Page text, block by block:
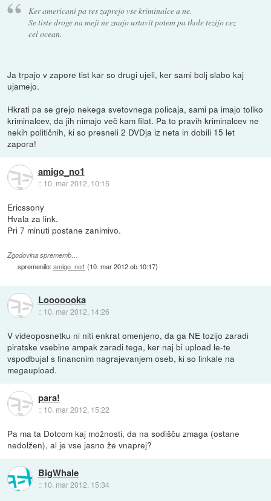
Ker americani pa res zaprejo vse kriminalce a ne.
Se tiste droge na meji ne znajo ustavit potem pa tkole tezijo cez
cel ocean.
Ja trpajo v zapore tist kar so drugi ujeli, ker sami bolj slabo kaj
ujamejo.
Hkrati pa se grejo nekega svetovnega policaja, sami pa imajo toliko
kriminalcev, da jih nimajo več kam filat. Pa to pravih kriminalcev ne
nekih političnih, ki so presneli 2 DVDja iz neta in dobili 15 let
zapora!
amigo_no1
:: 10. mar 2012, 10:15
Ericssony
Hvala za link.
Pri 7 minuti postane zanimivo.
Zgodovina sprememb…
spremenilo:amigo_no1 (10. mar 2012 ob 10:17)
Looooooka
:: 10. mar 2012, 14:26
V videoposnetku ni niti enkrat omenjeno, da ga NE tozijo zaradi
piratske vsebine ampak zaradi tega, ker naj bi upload le-te
vspodbujal s financnim nagrajevanjem oseb, ki so linkale na
megaupload.
para!
:: 10. mar 2012, 15:22
Pa ma ta Dotcom kaj možnosti, da na sodišču zmaga (ostane
nedolžen), al je vse jasno že vnaprej?
BigWhale
:: 10. mar 2012, 15:34